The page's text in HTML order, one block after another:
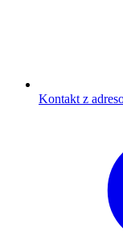
Kontakt z